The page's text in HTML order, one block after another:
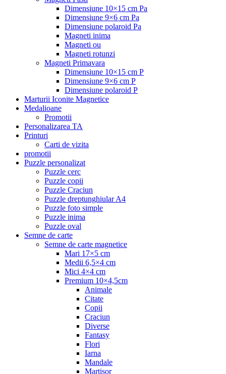
Dimensiune 10×15 cm Pa
Dimensiune 9×6 cm Pa
Dimensiune polaroid Pa
Magneti inima
Magneti ou
Magneti rotunzi
Magneti Primavara
Dimensiune 10×15 cm P
Dimensiune 9×6 cm P
Dimensiune polaroid P
Marturii Iconite Magnetice
Medalioane
Promotii
Personalizarea TA
Printuri
Carti de vizita
promotii
Puzzle personalizat
Puzzle cerc
Puzzle copii
Puzzle Craciun
Puzzle dreptunghiular A4
Puzzle foto simple
Puzzle inima
Puzzle oval
Semne de carte
Semne de carte magnetice
Mari 17×5 cm
Medii 6,5×4 cm
Mici 4×4 cm
Premium 10×4,5cm
Animale
Citate
Copii
Craciun
Diverse
Fantasy
Flori
Iarna
Mandale
Martisor